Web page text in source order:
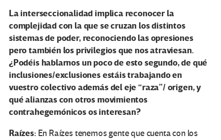
La interseccionalidad implica reconocer la
complejidad con la que se cruzan los distintos
sistemas de poder, reconociendo las opresiones
pero también los privilegios que nos atraviesan.
¿Podéis hablarnos un poco de esto segundo, de qué
inclusiones/exclusiones estáis trabajando en
vuestro colectivo además del eje “raza”/ origen, y
qué alianzas con otros movimientos
contrahegemónicos os interesan?
Raízes:En Raízes tenemos gente que cuenta con los